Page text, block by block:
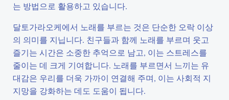
는 방법으로 활용하고 있습니다.
달토가라오케에서 노래를 부르는 것은 단순한 오락 이상
의 의미를 지닙니다. 친구들과 함께 노래를 부르며 웃고
즐기는 시간은 소중한 추억으로 남고, 이는 스트레스를
줄이는 데 크게 기여합니다. 노래를 부르면서 느끼는 유
대감은 우리를 더욱 가까이 연결해 주며, 이는 사회적 지
지망을 강화하는 데도 도움이 됩니다.